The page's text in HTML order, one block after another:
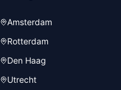
Amsterdam
Rotterdam
Den Haag
Utrecht